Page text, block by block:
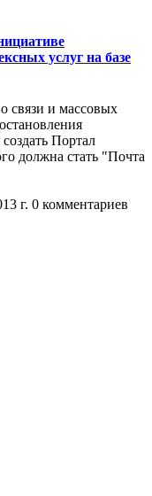
услуг на базе
связи и массовых
Портал
должна стать "Почта
г. 0 комментариев